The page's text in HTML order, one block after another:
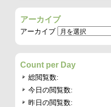
アーカイブ
アーカイブ
Count per Day
総閲覧数:
今日の閲覧数:
昨日の閲覧数: